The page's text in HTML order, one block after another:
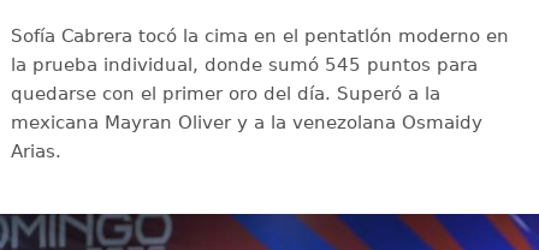
Sofía Cabrera tocó la cima en el pentatlón moderno en
la prueba individual, donde sumó 545 puntos para
quedarse con el primer oro del día. Superó a la
mexicana Mayran Oliver y a la venezolana Osmaidy
Arias.